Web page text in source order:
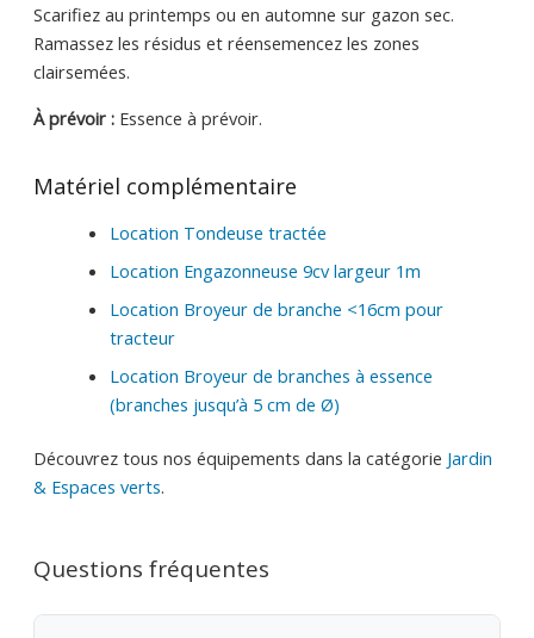
Scarifiez au printemps ou en automne sur gazon sec.
Ramassez les résidus et réensemencez les zones
clairsemées.
À prévoir :Essence à prévoir.
Matériel complémentaire
Location Tondeuse tractée
Location Engazonneuse 9cv largeur 1m
Location Broyeur de branche <16cm pour
tracteur
Location Broyeur de branches à essence
(branches jusqu’à 5 cm de Ø)
Découvrez tous nos équipements dans la catégorie Jardin
& Espaces verts.
Questions fréquentes